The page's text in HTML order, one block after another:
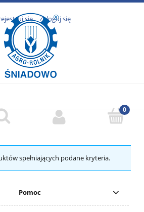
się Zaloguj się
spełniających podane kryteria.
Pomoc